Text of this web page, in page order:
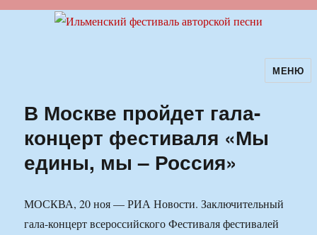
Ильменский фестиваль авторскойМЕНЮ
В Москве пройдет гала-
концерт фестиваля «Мы
едины, мы – Россия»
МОСКВА, 20 ноя — РИА Новости. Заключительный
гала-концерт всероссийского Фестиваля фестивалей